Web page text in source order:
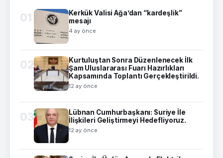
01
Kerkük Valisi Ağa’dan “kardeşlik”
mesajı
4 ay önce
02
Kurtuluştan Sonra Düzenlenecek İlk
Şam Uluslararası Fuarı Hazırlıkları
Kapsamında Toplantı Gerçekleştirildi.
12 ay önce
03
Lübnan Cumhurbaşkanı: Suriye İle
İlişkileri Geliştirmeyi Hedefliyoruz.
12 ay önce